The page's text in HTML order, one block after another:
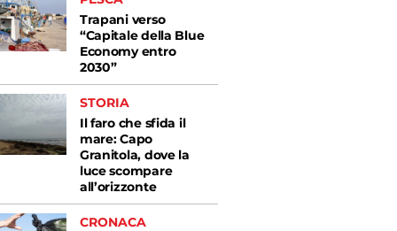
Trapani verso
“Capitale della Blue
Economy entro
2030”
STORIA
Il faro che sfida il
mare: Capo
Granitola, dove la
luce scompare
all’orizzonte
CRONACA